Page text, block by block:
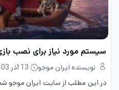
سیستم مورد نیاز برای نصب
نویسنده ایران موجو
13 آذر 1403
در این مطلب از سایت ایران موجو